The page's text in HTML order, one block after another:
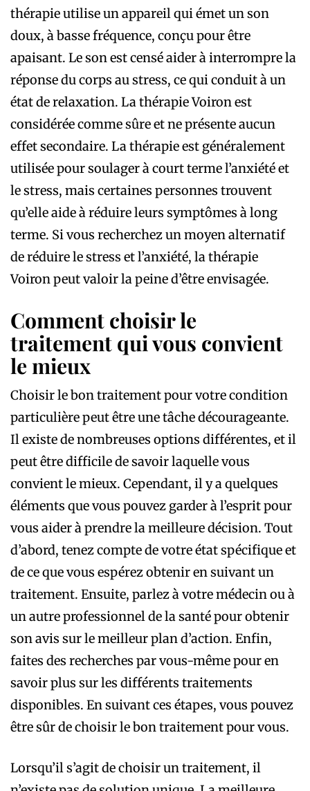
thérapie utilise un appareil qui émet un son
doux, à basse fréquence, conçu pour être
apaisant. Le son est censé aider à interrompre la
réponse du corps au stress, ce qui conduit à un
état de relaxation. La thérapie Voiron est
considérée comme sûre et ne présente aucun
effet secondaire. La thérapie est généralement
utilisée pour soulager à court terme l’anxiété et
le stress, mais certaines personnes trouvent
qu’elle aide à réduire leurs symptômes à long
terme. Si vous recherchez un moyen alternatif
de réduire le stress et l’anxiété, la thérapie
Voiron peut valoir la peine d’être envisagée.
Comment choisir le
traitement qui vous convient
le mieux
Choisir le bon traitement pour votre condition
particulière peut être une tâche décourageante.
Il existe de nombreuses options différentes, et il
peut être difficile de savoir laquelle vous
convient le mieux. Cependant, il y a quelques
éléments que vous pouvez garder à l’esprit pour
vous aider à prendre la meilleure décision. Tout
d’abord, tenez compte de votre état spécifique et
de ce que vous espérez obtenir en suivant un
traitement. Ensuite, parlez à votre médecin ou à
un autre professionnel de la santé pour obtenir
son avis sur le meilleur plan d’action. Enfin,
faites des recherches par vous-même pour en
savoir plus sur les différents traitements
disponibles. En suivant ces étapes, vous pouvez
être sûr de choisir le bon traitement pour vous.
Lorsqu’il s’agit de choisir un traitement, il